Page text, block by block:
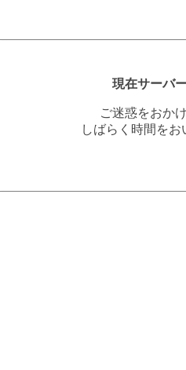
現在サーバ
ご迷惑をおか
しばらく時間を